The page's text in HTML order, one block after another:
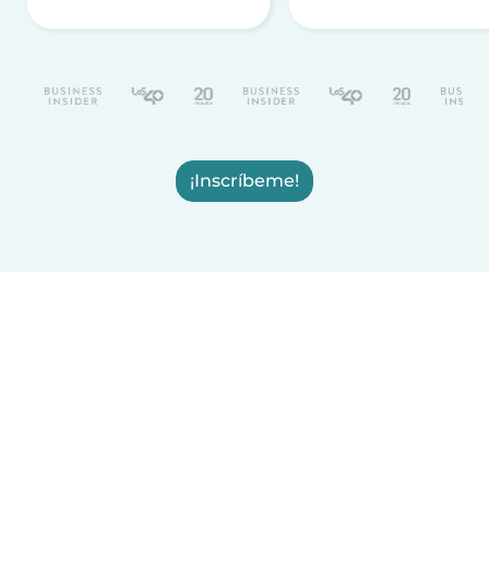
¡Inscríbeme!